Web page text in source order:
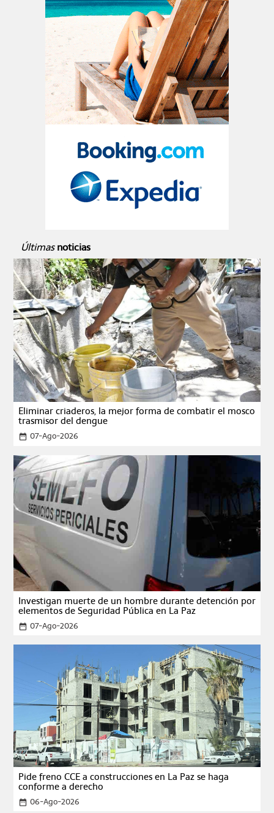
Últimas noticias
Eliminar criaderos, la mejor forma de combatir el mosco
trasmisor del dengue
date_range 07-Ago-2026
Investigan muerte de un hombre durante detención por
elementos de Seguridad Pública en La Paz
date_range 07-Ago-2026
Pide freno CCE a construcciones en La Paz se haga
conforme a derecho
date_range 06-Ago-2026